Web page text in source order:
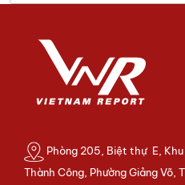
Phòng 205, Biệt thự E,
Thành Công, Phường Giảng Võ,